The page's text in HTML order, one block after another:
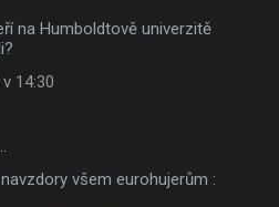
na Humboldtově univerzitě
14:30
všem eurohujerům :